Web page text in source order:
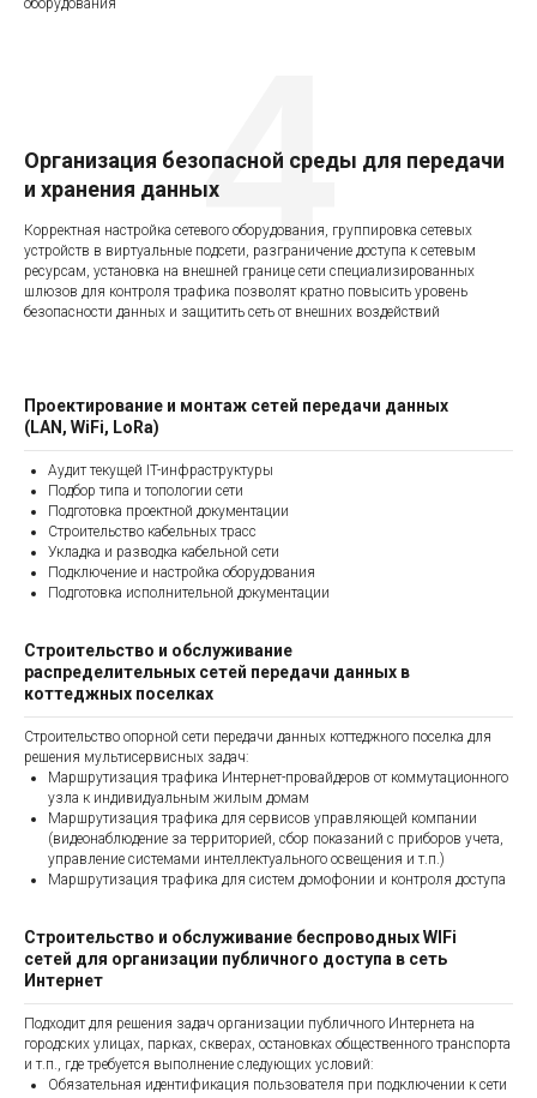
оборудования
Организация безопасной среды для передачи
и хранения данных
Корректная настройка сетевого оборудования, группировка сетевых
устройств в виртуальные подсети, разграничение доступа к сетевым
ресурсам, установка на внешней границе сети специализированных
шлюзов для контроля трафика позволят кратно повысить уровень
безопасности данных и защитить сеть от внешних воздействий
4
Проектирование и монтаж сетей передачи данных
(LAN, WiFi, LoRa)
Аудит текущей IT-инфраструктуры
Подбор типа и топологии сети
Подготовка проектной документации
Строительство кабельных трасс
Укладка и разводка кабельной сети
Подключение и настройка оборудования
Подготовка исполнительной документации
Строительство и обслуживание
распределительных сетей передачи данных в
коттеджных поселках
Строительство опорной сети передачи данных коттеджного поселка для
решения мультисервисных задач:
Маршрутизация трафика Интернет-провайдеров от коммутационного
узла к индивидуальным жилым домам
Маршрутизация трафика для сервисов управляющей компании
(видеонаблюдение за территорией, сбор показаний с приборов учета,
управление системами интеллектуального освещения и т.п.)
Маршрутизация трафика для систем домофонии и контроля доступа
Строительство и обслуживание беспроводных WIFi
сетей для организации публичного доступа в сеть
Интернет
Подходит для решения задач организации публичного Интернета на
городских улицах, парках, скверах, остановках общественного транспорта
и т.п., где требуется выполнение следующих условий:
Обязательная идентификация пользователя при подключении к сети